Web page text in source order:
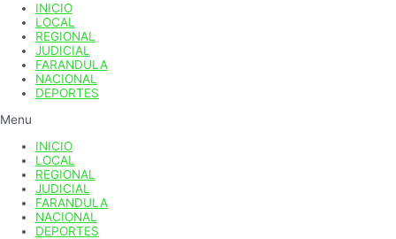
INICIO
LOCAL
REGIONAL
JUDICIAL
FARANDULA
NACIONAL
DEPORTES
Menu
INICIO
LOCAL
REGIONAL
JUDICIAL
FARANDULA
NACIONAL
DEPORTES